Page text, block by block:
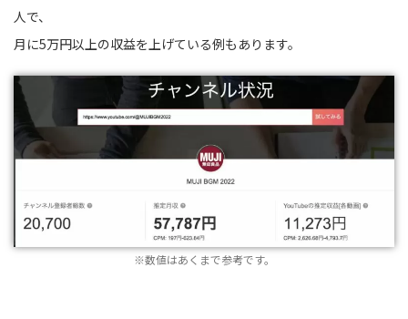
人で、
月に5万円以上の収益を上げている例もあります。
※数値はあくまで参考です。